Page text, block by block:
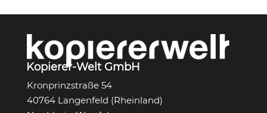
Kopierer-Welt GmbH
Kronprinzstraße 54
40764 Langenfeld (Rheinland)